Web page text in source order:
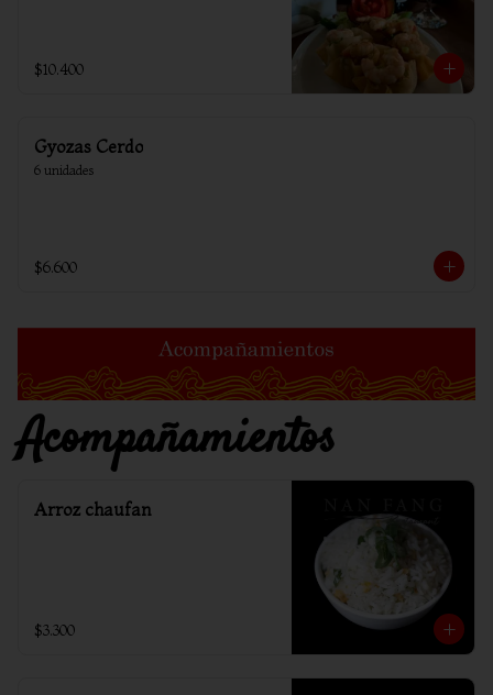
$10.400
Gyozas Cerdo
6 unidades
$6.600
Acompañamientos
Arroz chaufan
$3.300